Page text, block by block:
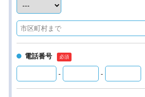
電話番号
- -